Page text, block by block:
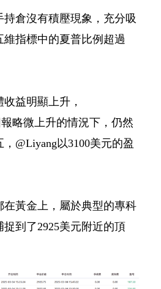
倉沒有積壓現象，充分吸
指標中的夏普比例超過
益明顯上升，
略微上升的情況下，仍然
@Liyang以3100美元的盈
在黃金上，屬於典型的專科
到了2925美元附近的頂